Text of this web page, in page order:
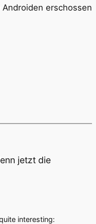
erschossen
jetzt die
interesting: